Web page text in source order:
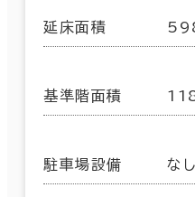
延床面積
基準階面積
駐車場設備 なし